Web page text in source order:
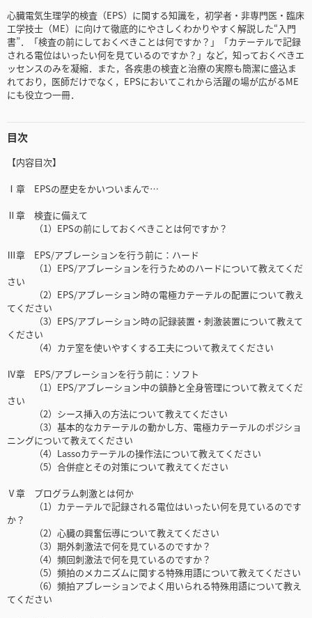
心臓電気生理学的検査（EPS）に関する知識を，初学者・非専門医・臨床
工学技士（ME）に向けて徹底的にやさしくわかりやすく解説した“入門
書”．「検査の前にしておくべきことは何ですか？」「カテーテルで記録
される電位はいったい何を見ているのですか？」など，知っておくべきエ
ッセンスのみを凝縮．また，各疾患の検査と治療の実際も簡潔に盛込ま
れており，医師だけでなく，EPSにおいてこれから活躍の場が広がるME
にも役立つ一冊．
目次
【内容目次】
Ⅰ章 EPSの歴史をかいついまんで…
Ⅱ章 検査に備えて
（1）EPSの前にしておくべきことは何ですか？
Ⅲ章 EPS/アブレーションを行う前に：ハード
（1）EPS/アブレーションを行うためのハードについて教えてくだ
さい
（2）EPS/アブレーション時の電極カテーテルの配置について教え
てください
（3）EPS/アブレーション時の記録装置・刺激装置について教えて
ください
（4）カテ室を使いやすくする工夫について教えてください
Ⅳ章 EPS/アブレーションを行う前に：ソフト
（1）EPS/アブレーション中の鎮静と全身管理について教えてくだ
さい
（2）シース挿入の方法について教えてください
（3）基本的なカテーテルの動かし方、電極カテーテルのポジショ
ニングについて教えてください
（4）Lassoカテーテルの操作法について教えてください
（5）合併症とその対策について教えてください
Ⅴ章 プログラム刺激とは何か
（1）カテーテルで記録される電位はいったい何を見ているのです
か？
（2）心臓の興奮伝導について教えてください
（3）期外刺激法で何を見ているのですか？
（4）頻回刺激法で何を見ているのですか？
（5）頻拍のメカニズムに関する特殊用語について教えてください
（6）頻拍アブレーションでよく用いられる特殊用語について教え
てください